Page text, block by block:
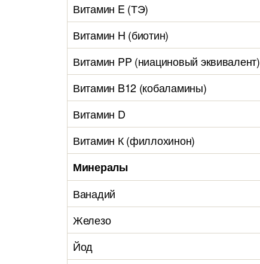
Витамин E (ТЭ)
Витамин H (биотин)
Витамин PP (ниациновый эквивалент)
Витамин B12 (кобаламины)
Витамин D
Витамин К (филлохинон)
Минералы
Ванадий
Железо
Йод